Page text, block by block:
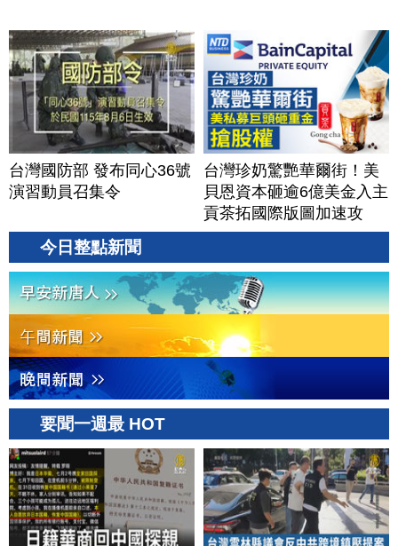
台灣國防部 發布同心36號
演習動員召集令
台灣珍奶驚艷華爾街！美
貝恩資本砸逾6億美金入主
貢茶拓國際版圖加速攻
美？｜#財經新聞｜
今日整點新聞
要聞一週最 HOT